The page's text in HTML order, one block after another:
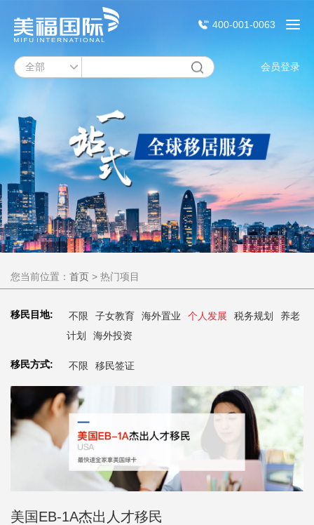
400-001-0063
会员登录
您当前位置： 首页 > 热门项目
移民目地: 不限 子女教育 海外置业 个人发展 税务规划
养老
计划
海外投资
移民方式: 不限 移民签证
美国EB-1A杰出人才移民